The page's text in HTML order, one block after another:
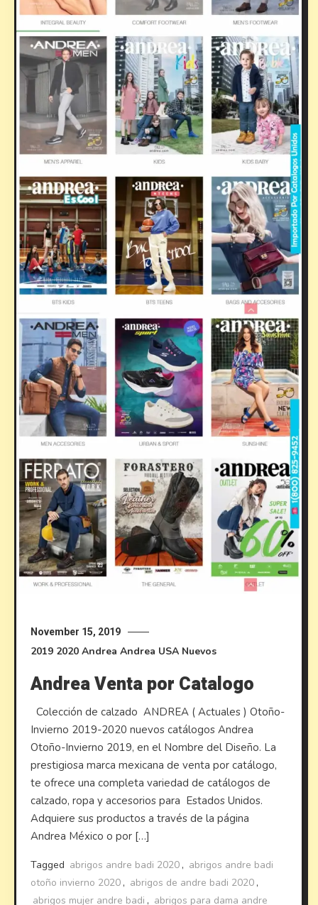
November 15, 2019
2019 2020 Andrea Andrea USA Nuevos
Andrea Venta por Catalogo
Colección de calzado ANDREA ( Actuales ) Otoño-
Invierno 2019-2020 nuevos catálogos Andrea
Otoño-Invierno 2019, en el Nombre del Diseño. La
prestigiosa marca mexicana de venta por catálogo,
te ofrece una completa variedad de catálogos de
calzado, ropa y accesorios para Estados Unidos.
Adquiere sus productos a través de la página
Andrea México o por […]
Tagged abrigos andre badi 2020 , abrigos andre badi
otoño invierno 2020 , abrigos de andre badi 2020 ,
abrigos mujer andre badi , abrigos para dama andre